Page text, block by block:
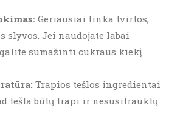
Geriausiai tinka tvirtos,
slyvos. Jei naudojate labai
sumažinti cukraus kiekį
Trapios tešlos ingredientai
tešla būtų trapi ir nesusitrauktų